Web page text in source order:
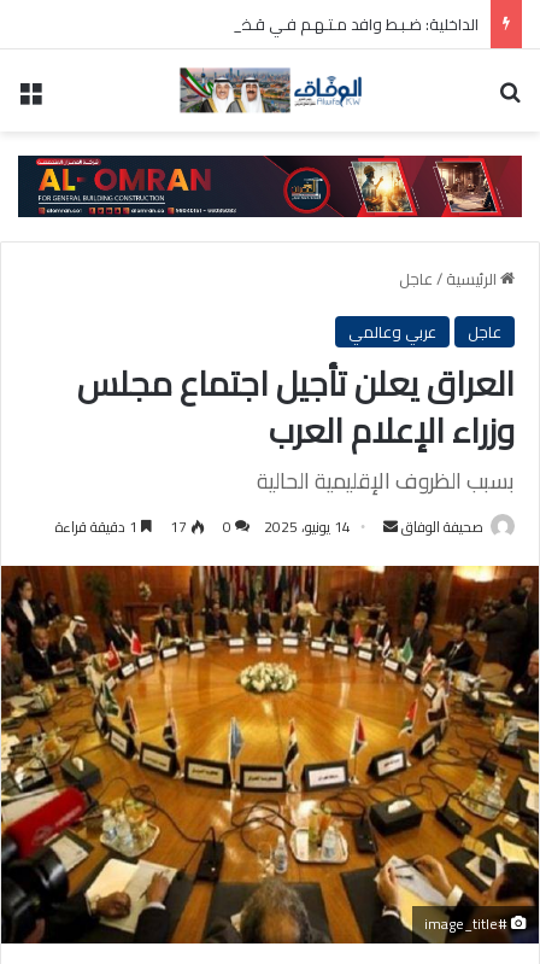
الرئيسية/عاجل
عاجل
عربي وعالمي
العراق يعلن تأجيل اجتماع مجلس
وزراء الإعلام العرب
بسبب الظروف الإقليمية الحالية
صحيفة الوفاق
أرسل
إلكترونيا
14 يونيو، 2025 0
17
#image_title